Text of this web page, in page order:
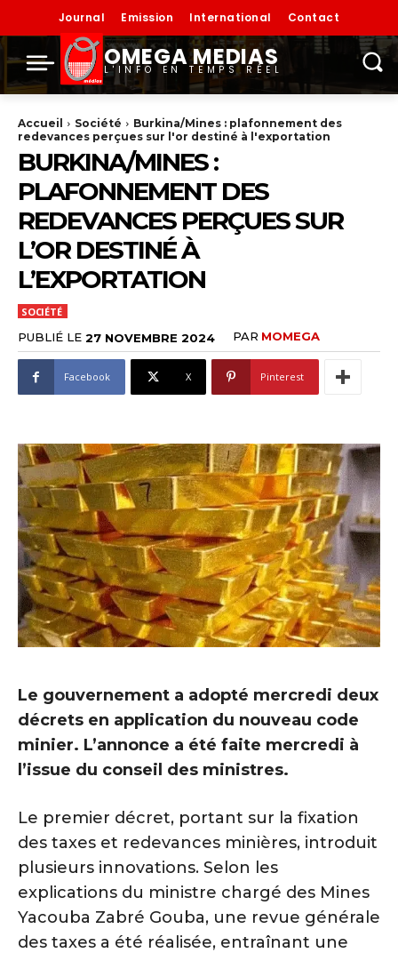
Journal Emission International Contact
OMEGA MEDIAS
L'INFO EN TEMPS RÉEL
Accueil Société
Burkina/Mines : plafonnement des
redevances perçues sur l'or destiné à l'exportation
BURKINA/MINES :
PLAFONNEMENT DES
REDEVANCES PERÇUES SUR
L’OR DESTINÉ À
L’EXPORTATION
SOCIÉTÉ
PUBLIÉ LE 27 NOVEMBRE 2024 PAR MOMEGA
Facebook X Pinterest
Le gouvernement a adopté mercredi deux
décrets en application du nouveau code
minier. L’annonce a été faite mercredi à
l’issue du conseil des ministres.
Le premier décret, portant sur la fixation
des taxes et redevances minières, introduit
plusieurs innovations. Selon les
explications du ministre chargé des Mines
Yacouba Zabré Gouba, une revue générale
des taxes a été réalisée, entraînant une